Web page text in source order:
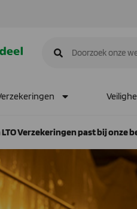
Verzekeringen past bij onze